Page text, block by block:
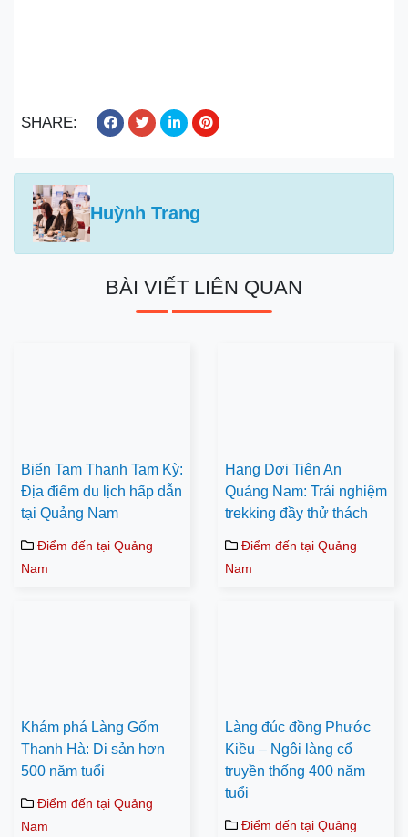
SHARE:
Huỳnh Trang
BÀI VIẾT LIÊN QUAN
Biển Tam Thanh Tam Kỳ:
Địa điểm du lịch hấp dẫn
tại Quảng Nam
Điểm đến tại Quảng
Nam
Hang Dơi Tiên An
Quảng Nam: Trải nghiệm
trekking đầy thử thách
Điểm đến tại Quảng
Nam
Khám phá Làng Gốm
Thanh Hà: Di sản hơn
500 năm tuổi
Điểm đến tại Quảng
Nam
Làng đúc đồng Phước
Kiều – Ngôi làng cổ
truyền thống 400 năm
tuổi
Điểm đến tại Quảng